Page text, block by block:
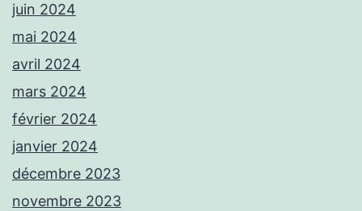
juin 2024
mai 2024
avril 2024
mars 2024
février 2024
janvier 2024
décembre 2023
novembre 2023